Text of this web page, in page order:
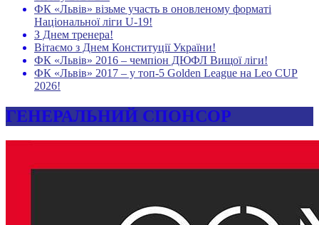
ФК «Львів» візьме участь в оновленому форматі
Національної ліги U-19!
З Днем тренера!
Вітаємо з Днем Конституції України!
ФК «Львів» 2016 – чемпіон ДЮФЛ Вищої ліги!
ФК «Львів» 2017 – у топ-5 Golden League на Leo CUP
2026!
ГЕНЕРАЛЬНИЙ СПОНСОР